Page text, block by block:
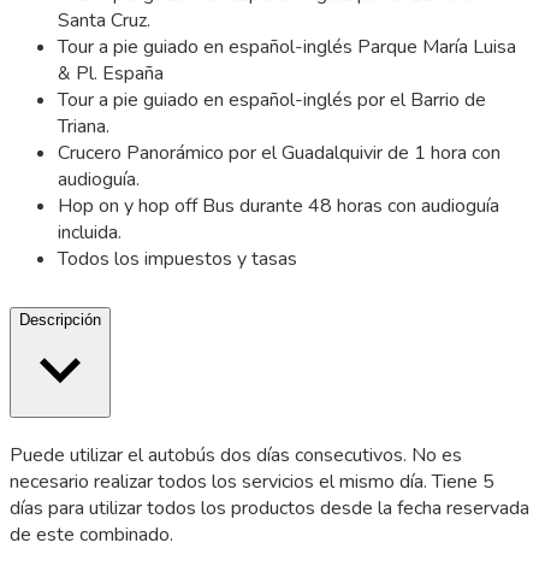
Santa Cruz.
Tour a pie guiado en español-inglés Parque María Luisa
& Pl. España
Tour a pie guiado en español-inglés por el Barrio de
Triana.
Crucero Panorámico por el Guadalquivir de 1 hora con
audioguía.
Hop on y hop off Bus durante 48 horas con audioguía
incluida.
Todos los impuestos y tasas
Descripción
Puede utilizar el autobús dos días consecutivos. No es
necesario realizar todos los servicios el mismo día. Tiene 5
días para utilizar todos los productos desde la fecha reservada
de este combinado.